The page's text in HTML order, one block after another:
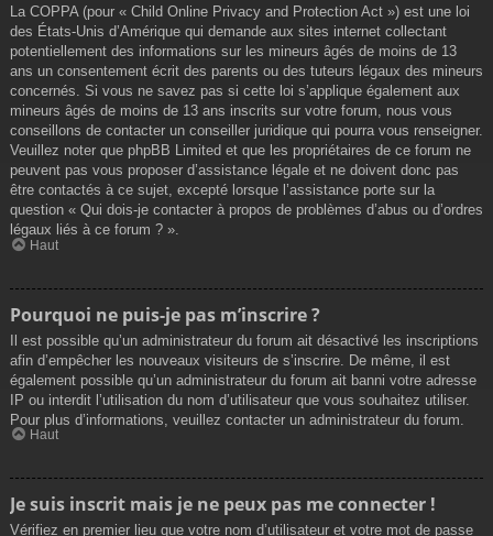
La COPPA (pour « Child Online Privacy and Protection Act ») est une loi
des États-Unis d’Amérique qui demande aux sites internet collectant
potentiellement des informations sur les mineurs âgés de moins de 13
ans un consentement écrit des parents ou des tuteurs légaux des mineurs
concernés. Si vous ne savez pas si cette loi s’applique également aux
mineurs âgés de moins de 13 ans inscrits sur votre forum, nous vous
conseillons de contacter un conseiller juridique qui pourra vous renseigner.
Veuillez noter que phpBB Limited et que les propriétaires de ce forum ne
peuvent pas vous proposer d’assistance légale et ne doivent donc pas
être contactés à ce sujet, excepté lorsque l’assistance porte sur la
question « Qui dois-je contacter à propos de problèmes d’abus ou d’ordres
légaux liés à ce forum ? ».
Haut
Pourquoi ne puis-je pas m’inscrire ?
Il est possible qu’un administrateur du forum ait désactivé les inscriptions
afin d’empêcher les nouveaux visiteurs de s’inscrire. De même, il est
également possible qu’un administrateur du forum ait banni votre adresse
IP ou interdit l’utilisation du nom d’utilisateur que vous souhaitez utiliser.
Pour plus d’informations, veuillez contacter un administrateur du forum.
Haut
Je suis inscrit mais je ne peux pas me connecter !
Vérifiez en premier lieu que votre nom d’utilisateur et votre mot de passe